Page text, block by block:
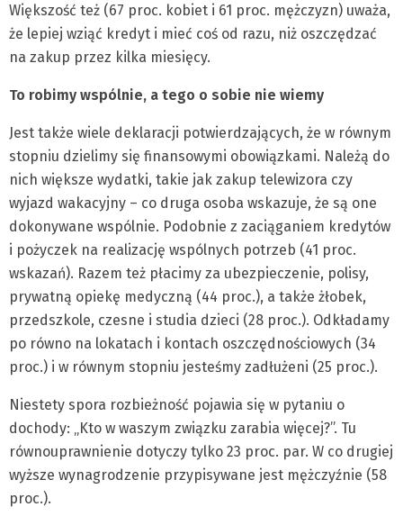
Większość też (67 proc. kobiet i 61 proc. mężczyzn) uważa,
że lepiej wziąć kredyt i mieć coś od razu, niż oszczędzać
na zakup przez kilka miesięcy.
To robimy wspólnie, a tego o sobie nie wiemy
Jest także wiele deklaracji potwierdzających, że w równym
stopniu dzielimy się finansowymi obowiązkami. Należą do
nich większe wydatki, takie jak zakup telewizora czy
wyjazd wakacyjny – co druga osoba wskazuje, że są one
dokonywane wspólnie. Podobnie z zaciąganiem kredytów
i pożyczek na realizację wspólnych potrzeb (41 proc.
wskazań). Razem też płacimy za ubezpieczenie, polisy,
prywatną opiekę medyczną (44 proc.), a także żłobek,
przedszkole, czesne i studia dzieci (28 proc.). Odkładamy
po równo na lokatach i kontach oszczędnościowych (34
proc.) i w równym stopniu jesteśmy zadłużeni (25 proc.).
Niestety spora rozbieżność pojawia się w pytaniu o
dochody: „Kto w waszym związku zarabia więcej?”. Tu
równouprawnienie dotyczy tylko 23 proc. par. W co drugiej
wyższe wynagrodzenie przypisywane jest mężczyźnie (58
proc.).